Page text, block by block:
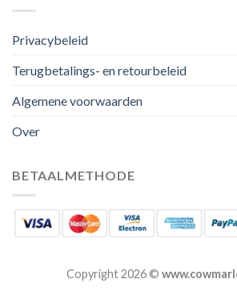
Privacybeleid
Terugbetalings- en retourbeleid
Algemene voorwaarden
Over
BETAALMETHODE
Copyright 2026 ©